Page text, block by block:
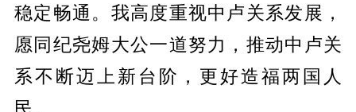
稳定畅通。我高度重视中卢关系发展，
愿同纪尧姆大公一道努力，推动中卢关
系不断迈上新台阶，更好造福两国人
民。